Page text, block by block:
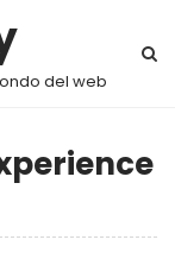
del web